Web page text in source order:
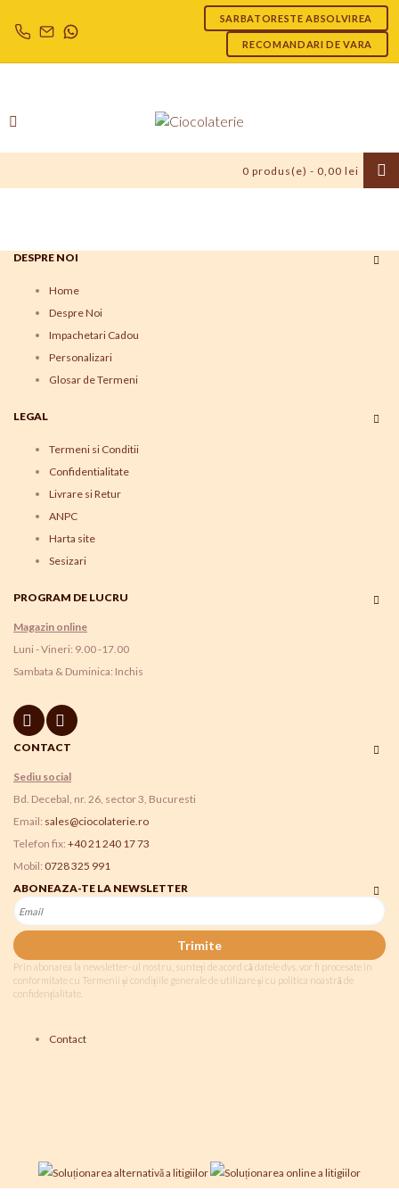
SARBATORESTE ABSOLVIREA
RECOMANDARI DE VARA
0 produs(e) - 0,00 lei
DESPRE NOI
Home
Despre Noi
Impachetari Cadou
Personalizari
Glosar de Termeni
LEGAL
Termeni si Conditii
Confidentialitate
Livrare si Retur
ANPC
Harta site
Sesizari
PROGRAM DE LUCRU
Magazin online
Luni - Vineri: 9.00 -17.00
Sambata & Duminica: Inchis
CONTACT
Sediu social
Bd. Decebal, nr. 26, sector 3, Bucuresti
Email: sales@ciocolaterie.ro
Telefon fix: +40 21 240 17 73
Mobil: 0728 325 991
ABONEAZA-TE LA NEWSLETTER
Trimite
Prin abonarea la newsletter-ul nostru, sunteți de acord că datele dvs. vor fi procesate în
conformitate cu Termenii și condițiile generale de utilizare și cu politica noastră de
confidențialitate.
Contact